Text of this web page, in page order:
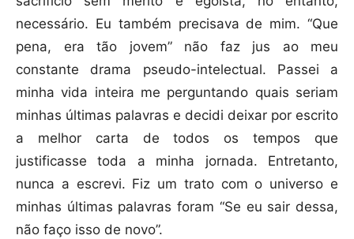
necessário. Eu também precisava de mim. “Que
pena, era tão jovem” não faz jus ao meu
constante drama pseudo-intelectual. Passei a
minha vida inteira me perguntando quais seriam
minhas últimas palavras e decidi deixar por escrito
a melhor carta de todos os tempos que
justificasse toda a minha jornada. Entretanto,
nunca a escrevi. Fiz um trato com o universo e
minhas últimas palavras foram “Se eu sair dessa,
não faço isso de novo”.